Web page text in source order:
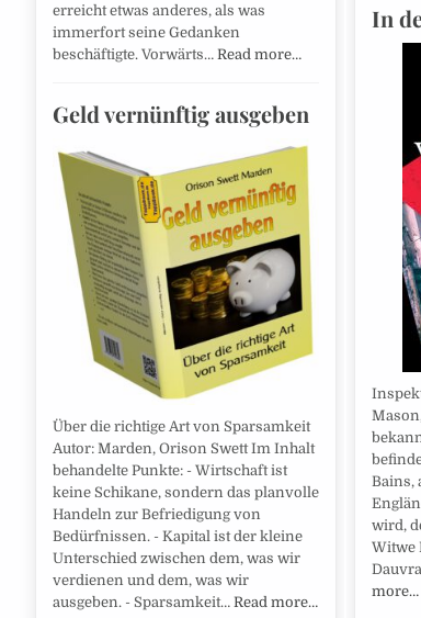
erreicht etwas anderes, als was
immerfort seine Gedanken
beschäftigte. Vorwärts… Read more…
Geld vernünftig ausgeben
Über die richtige Art von Sparsamkeit
Autor: Marden, Orison Swett Im Inhalt
behandelte Punkte: - Wirtschaft ist
keine Schikane, sondern das planvolle
Handeln zur Befriedigung von
Bedürfnissen. - Kapital ist der kleine
Unterschied zwischen dem, was wir
verdienen und dem, was wir
ausgeben. - Sparsamkeit… Read more…
In
Bains,
wird,
Witwe
more…